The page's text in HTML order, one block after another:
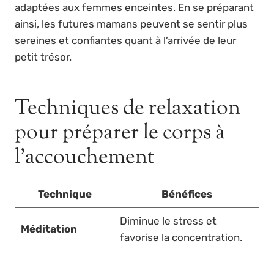
adaptées aux femmes enceintes. En se préparant
ainsi, les futures mamans peuvent se sentir plus
sereines et confiantes quant à l’arrivée de leur
petit trésor.
Techniques de relaxation
pour préparer le corps à
l’accouchement
Technique Bénéfices
Méditation
Diminue le stress et
favorise la concentration.